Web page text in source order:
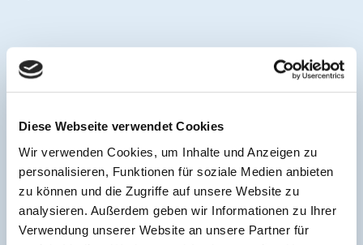
Diese Webseite verwendet Cookies
Wir verwenden Cookies, um Inhalte und Anzeigen zu
personalisieren, Funktionen für soziale Medien anbieten
zu können und die Zugriffe auf unsere Website zu
analysieren. Außerdem geben wir Informationen zu Ihrer
Verwendung unserer Website an unsere Partner für
COMBASE AG - KORONA POS